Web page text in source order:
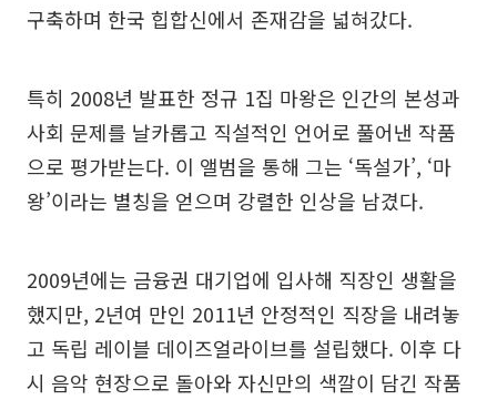
구축하며 한국 힙합신에서 존재감을 넓혀갔다.
특히 2008년 발표한 정규 1집 마왕은 인간의 본성과
사회 문제를 날카롭고 직설적인 언어로 풀어낸 작품
으로 평가받는다. 이 앨범을 통해 그는 ‘독설가’, ‘마
왕’이라는 별칭을 얻으며 강렬한 인상을 남겼다.
2009년에는 금융권 대기업에 입사해 직장인 생활을
했지만, 2년여 만인 2011년 안정적인 직장을 내려놓
고 독립 레이블 데이즈얼라이브를 설립했다. 이후 다
시 음악 현장으로 돌아와 자신만의 색깔이 담긴 작품